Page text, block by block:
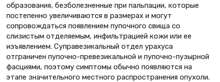
образования, безболезненные при пальпации, которые
постепенно увеличиваются в размерах и могут
сопровождаться появлением пупочного свища со
слизистым отделяемым, инфильтрацией кожи или ее
изъявлением. Суправезикальный отдел урахуса
отграничен пупочно-превезикальной и пупочно-пузырной
фасциями, поэтому симптомы обычно появляются на
этапе значительного местного распространения опухоли.